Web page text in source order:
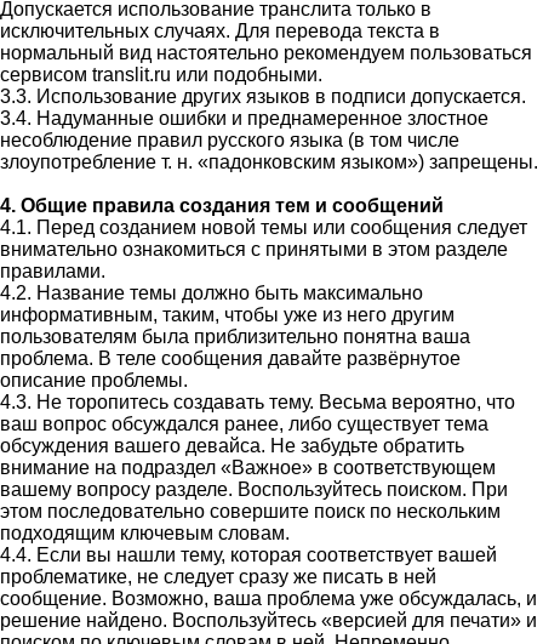
Допускается использование транслита только в
исключительных случаях. Для перевода текста в
нормальный вид настоятельно рекомендуем пользоваться
сервисом translit.ru или подобными.
3.3. Использование других языков в подписи допускается.
3.4. Надуманные ошибки и преднамеренное злостное
несоблюдение правил русского языка (в том числе
злоупотребление т. н. «падонковским языком») запрещены.
4. Общие правила создания тем и сообщений
4.1. Перед созданием новой темы или сообщения следует
внимательно ознакомиться с принятыми в этом разделе
правилами.
4.2. Название темы должно быть максимально
информативным, таким, чтобы уже из него другим
пользователям была приблизительно понятна ваша
проблема. В теле сообщения давайте развёрнутое
описание проблемы.
4.3. Не торопитесь создавать тему. Весьма вероятно, что
ваш вопрос обсуждался ранее, либо существует тема
обсуждения вашего девайса. Не забудьте обратить
внимание на подраздел «Важное» в соответствующем
вашему вопросу разделе. Воспользуйтесь поиском. При
этом последовательно совершите поиск по нескольким
подходящим ключевым словам.
4.4. Если вы нашли тему, которая соответствует вашей
проблематике, не следует сразу же писать в ней
сообщение. Возможно, ваша проблема уже обсуждалась, и
решение найдено. Воспользуйтесь «версией для печати» и